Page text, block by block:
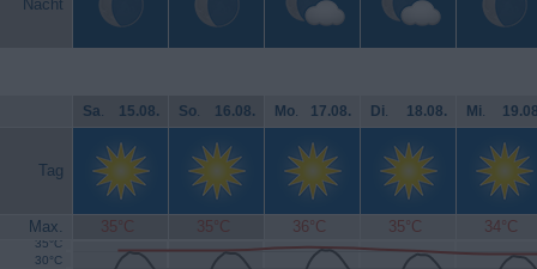
Nacht
Sa. 15.08. So. 16.08. Mo. 17.08. Di. 18.08. Mi.
Tag
Max. 35°C 35°C 36°C 35°C 34°C
30°C
35°C